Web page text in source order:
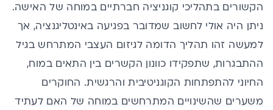
הקשורים בתהליכי קוגניציה חברתיים במוחה של האישה.
ניתן היה אולי לחשוב שמדובר בפגיעה באינטליגנציה, אך
למעשה זהו תהליך הדומה לגיזום העצבי המתרחש בגיל
ההתבגרות, שתפקידו כוונון הקשרים בין התאים במוח,
החיוני להתפתחות הקוגניטיבית והרגשית. החוקרים
משערים שהשינויים המתרחשים במוחה של האם לעתיד